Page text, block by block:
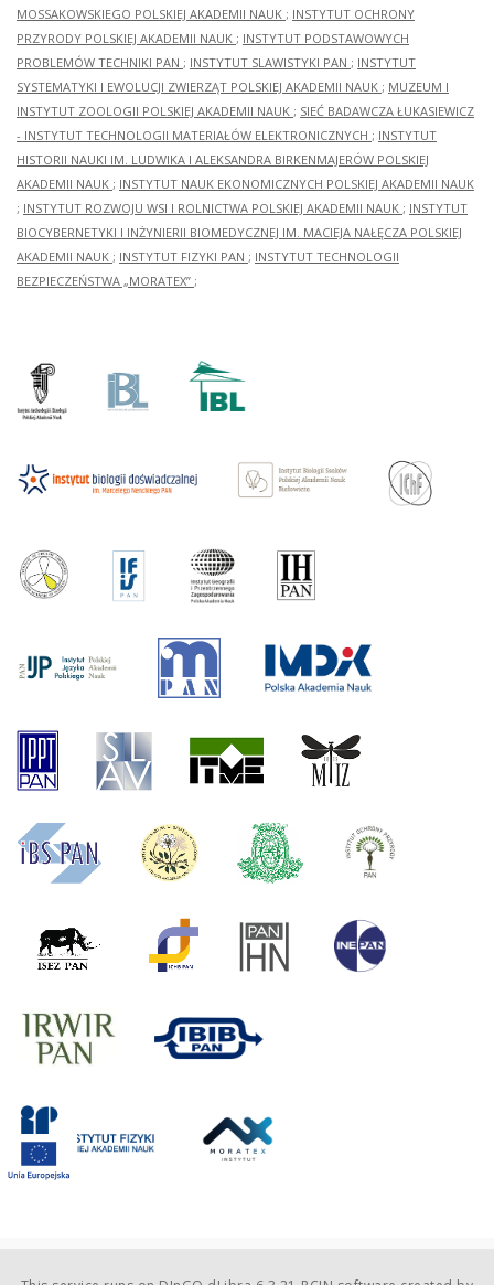
MOSSAKOWSKIEGO POLSKIEJ AKADEMII NAUK ; INSTYTUT OCHRONY
PRZYRODY POLSKIEJ AKADEMII NAUK ; INSTYTUT PODSTAWOWYCH
PROBLEMÓW TECHNIKI PAN ; INSTYTUT SLAWISTYKI PAN ; INSTYTUT
SYSTEMATYKI I EWOLUCJI ZWIERZĄT POLSKIEJ AKADEMII NAUK ; MUZEUM I
INSTYTUT ZOOLOGII POLSKIEJ AKADEMII NAUK ; SIEĆ BADAWCZA ŁUKASIEWICZ
- INSTYTUT TECHNOLOGII MATERIAŁÓW ELEKTRONICZNYCH ; INSTYTUT
HISTORII NAUKI IM. LUDWIKA I ALEKSANDRA BIRKENMAJERÓW POLSKIEJ
AKADEMII NAUK ; INSTYTUT NAUK EKONOMICZNYCH POLSKIEJ AKADEMII NAUK
; INSTYTUT ROZWOJU WSI I ROLNICTWA POLSKIEJ AKADEMII NAUK ; INSTYTUT
BIOCYBERNETYKI I INŻYNIERII BIOMEDYCZNEJ IM. MACIEJA NAŁĘCZA POLSKIEJ
AKADEMII NAUK ; INSTYTUT FIZYKI PAN ; INSTYTUT TECHNOLOGII
BEZPIECZEŃSTWA „MORATEX” ;